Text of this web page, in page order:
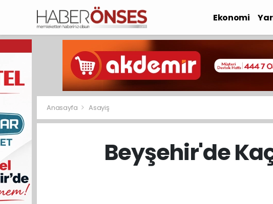
Ekonomi
Anasayfa Asayiş
Beyşehir'de